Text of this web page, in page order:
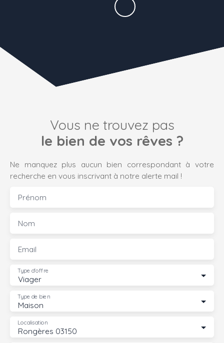
Vous ne trouvez pas
le bien de vos rêves ?
Ne manquez plus aucun bien correspondant à votre
recherche en vous inscrivant à notre alerte mail !
Prénom
Nom
Email
Viager
Type d'offre
Maison
Type de bien
Rongères 03150
Localisation